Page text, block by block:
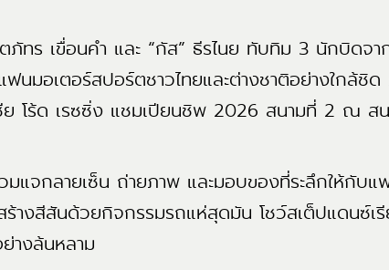
ร เขื่อนคำ และ “กัส” ธีรไนย ทับทิม 3 นักบิดจา
มอเตอร์สปอร์ตชาวไทยและต่างชาติอย่างใกล้ชิ
ชีย โร้ด เรซซิ่ง แชมเปียนชิพ 2026 สนามที่ 2 ณ ส
กลายเซ็น ถ่ายภาพ และมอบของที่ระลึกให้กับแ
งสีสันด้วยกิจกรรมรถแห่สุดมัน โชว์สเต็ปแดนซ์เรี
างล้นหลาม